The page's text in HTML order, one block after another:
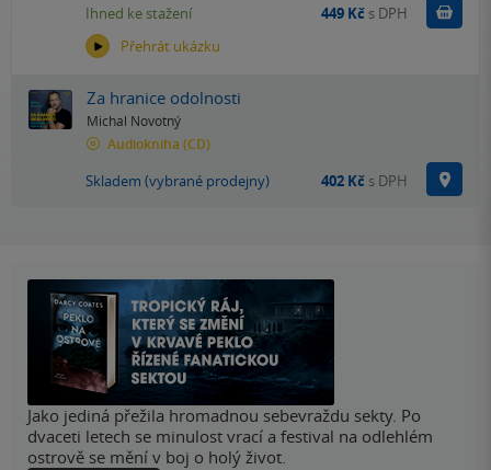
Přehrát ukázku
Ihned ke stažení 449 Kč s DPH Koupit
Za hranice odolnosti
Michal Novotný
Audiokniha (CD)
Skladem (vybrané prodejny) 402 Kč s DPH
Jako jediná přežila hromadnou sebevraždu sekty. Po
dvaceti letech se minulost vrací a festival na odlehlém
ostrově se mění v boj o holý život.